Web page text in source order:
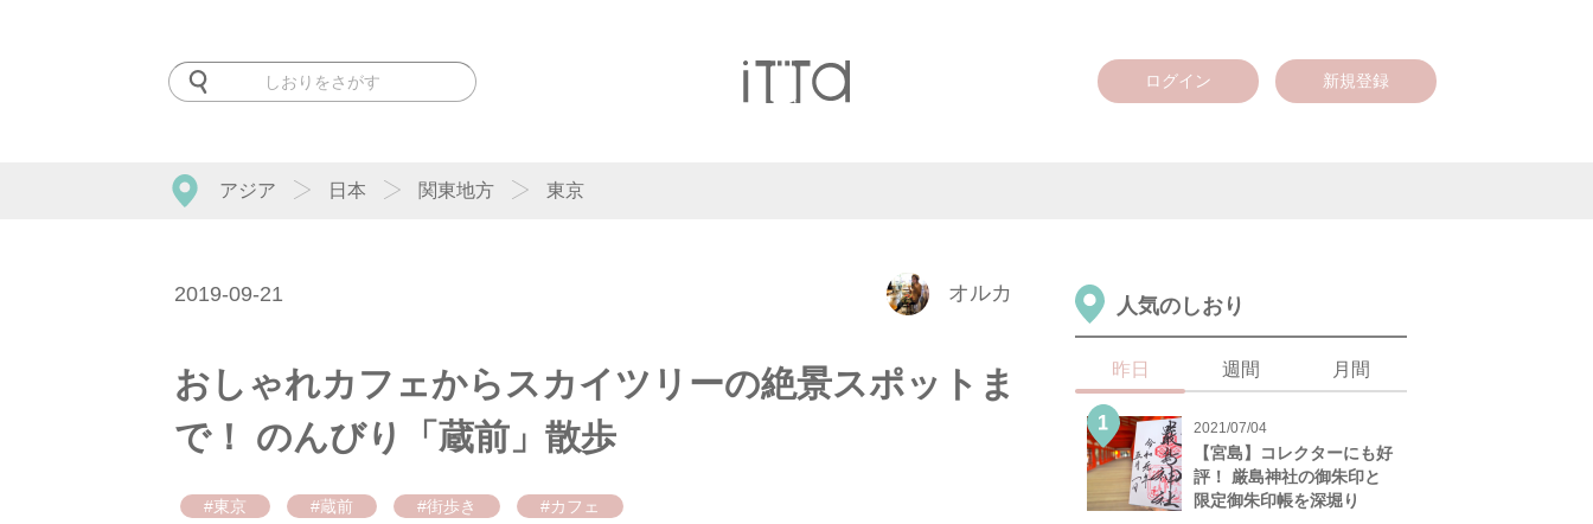
ログイン 新規登録
アジア 日本 関東地方 東京
2019-09-21 オルカ
おしゃれカフェからスカイツリーの絶景スポットま
で！ のんびり「蔵前」散歩
#東京 #蔵前 #街歩き #カフェ
人気のしおり
昨日 週間 月間
2021/07/04
【宮島】コレクターにも好
評！ 厳島神社の御朱印と
限定御朱印帳を深堀り